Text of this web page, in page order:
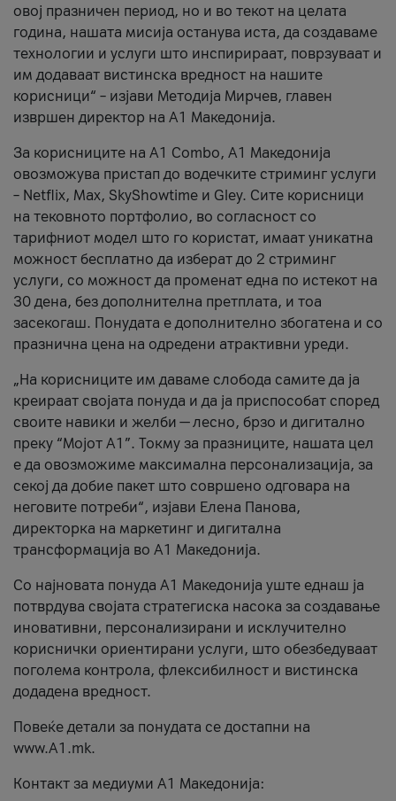
овој празничен период, но и во текот на целата
година, нашата мисија останува иста, да создаваме
технологии и услуги што инспирираат, поврзуваат и
им додаваат вистинска вредност на нашите
корисници“ – изјави Методија Мирчев, главен
извршен директор на А1 Македонија.
За корисниците на A1 Combo, А1 Македонија
овозможува пристап до водечките стриминг услуги
– Netflix, Max, SkyShowtime и Gley. Сите корисници
на тековното портфолио, во согласност со
тарифниот модел што го користат, имаат уникатна
можност бесплатно да изберат до 2 стриминг
услуги, со можност да променат една по истекот на
30 дена, без дополнителна претплата, и тоа
засекогаш. Понудата е дополнително збогатена и со
празнична цена на одредени атрактивни уреди.
„На корисниците им даваме слобода самите да ја
креираат својата понуда и да ја приспособат според
своите навики и желби — лесно, брзо и дигитално
преку “Мојот А1”. Токму за празниците, нашата цел
е да овозможиме максимална персонализација, за
секој да добие пакет што совршено одговара на
неговите потреби“, изјави Елена Панова,
директорка на маркетинг и дигитална
трансформација во А1 Македонија.
Со најновата понуда А1 Македонија уште еднаш ја
потврдува својата стратегиска насока за создавање
иновативни, персонализирани и исклучително
кориснички ориентирани услуги, што обезбедуваат
поголема контрола, флексибилност и вистинска
додадена вредност.
Повеќе детали за понудата се достапни на
www.А1.mk.
Контакт за медиуми А1 Македонија: